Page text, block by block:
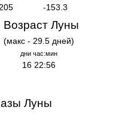
-153.3
Возраст Луны
(макс - 29.5 дней)
дни час:мин
16 22:56
Луны